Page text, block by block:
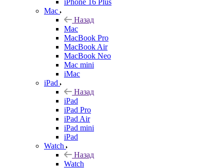
iPhone 16 Plus
Mac
Назад
Mac
MacBook Pro
MacBook Air
MacBook Neo
Mac mini
iMac
iPad
Назад
iPad
iPad Pro
iPad Air
iPad mini
iPad
Watch
Назад
Watch